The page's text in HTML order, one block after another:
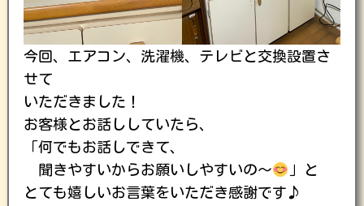
今回、エアコン、洗濯機、テレビと交換設置さ
せて
いただきました！
お客様とお話ししていたら、
「何でもお話しできて、
聞きやすいからお願いしやすいの〜
」と
とても嬉しいお言葉をいただき感謝です♪